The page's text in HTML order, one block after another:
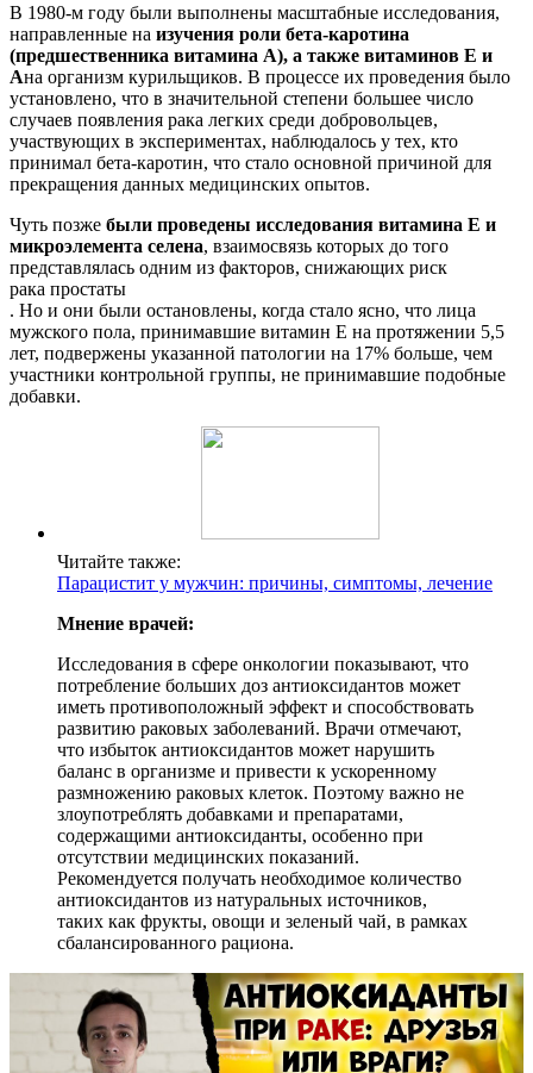
В 1980-м году были выполнены масштабные исследования,
направленные на изучения роли бета-каротина
(предшественника витамина А), а также витаминов Е и
Ана организм курильщиков. В процессе их проведения было
установлено, что в значительной степени большее число
случаев появления рака легких среди добровольцев,
участвующих в экспериментах, наблюдалось у тех, кто
принимал бета-каротин, что стало основной причиной для
прекращения данных медицинских опытов.
Чуть позже были проведены исследования витамина Е и
микроэлемента селена, взаимосвязь которых до того
представлялась одним из факторов, снижающих риск
рака простаты
. Но и они были остановлены, когда стало ясно, что лица
мужского пола, принимавшие витамин Е на протяжении 5,5
лет, подвержены указанной патологии на 17% больше, чем
участники контрольной группы, не принимавшие подобные
добавки.
Читайте также:
Парацистит у мужчин: причины, симптомы, лечение
Мнение врачей:
Исследования в сфере онкологии показывают, что
потребление больших доз антиоксидантов может
иметь противоположный эффект и способствовать
развитию раковых заболеваний. Врачи отмечают,
что избыток антиоксидантов может нарушить
баланс в организме и привести к ускоренному
размножению раковых клеток. Поэтому важно не
злоупотреблять добавками и препаратами,
содержащими антиоксиданты, особенно при
отсутствии медицинских показаний.
Рекомендуется получать необходимое количество
антиоксидантов из натуральных источников,
таких как фрукты, овощи и зеленый чай, в рамках
сбалансированного рациона.